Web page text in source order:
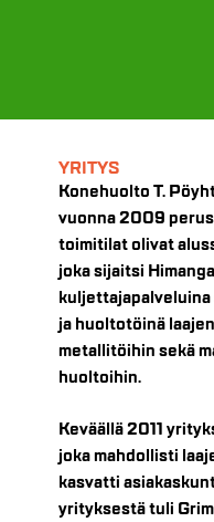
YRITYS
Konehuolto T.
vuonna 2009
toimitilat olivat
joka sijaitsi
ja huoltotöinä
metallitöihin sekä
huoltoihin.
Keväällä 2011
joka mahdollisti
kasvatti
yrityksestä tuli